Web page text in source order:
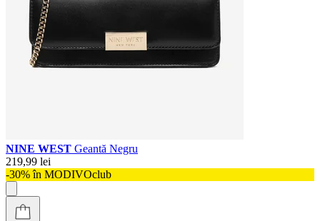
NINE WEST Geantă Negru
219,99 lei
-30% în MODIVOclub